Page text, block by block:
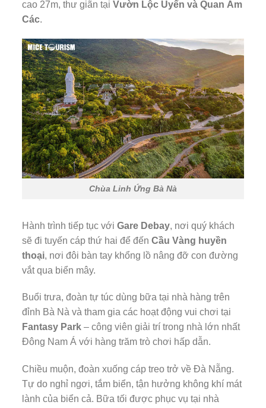
cao 27m, thư giãn tại Vườn Lộc Uyển và Quan Âm
Các.
Chùa Linh Ứng Bà Nà
Hành trình tiếp tục với Gare Debay, nơi quý khách
sẽ đi tuyến cáp thứ hai để đến Cầu Vàng huyền
thoại, nơi đôi bàn tay khổng lồ nâng đỡ con đường
vắt qua biển mây.
Buổi trưa, đoàn tự túc dùng bữa tại nhà hàng trên
đỉnh Bà Nà và tham gia các hoạt động vui chơi tại
Fantasy Park– công viên giải trí trong nhà lớn nhất
Đông Nam Á với hàng trăm trò chơi hấp dẫn.
Chiều muộn, đoàn xuống cáp treo trở về Đà Nẵng.
Tự do nghỉ ngơi, tắm biển, tận hưởng không khí mát
lành của biển cả. Bữa tối được phục vụ tại nhà